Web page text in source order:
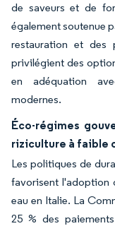
de saveurs et de
également soutenue
restauration et des
privilégient des
en adéquation
modernes.
Éco-régimes
riziculture à faible
Les politiques de
favorisent l'adoption
eau en Italie. La
25 % des